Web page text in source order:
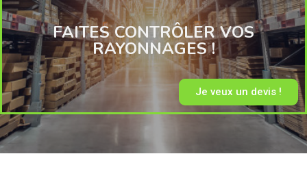
FAITES CONTRÔLER VOS
RAYONNAGES !
Je veux un devis !